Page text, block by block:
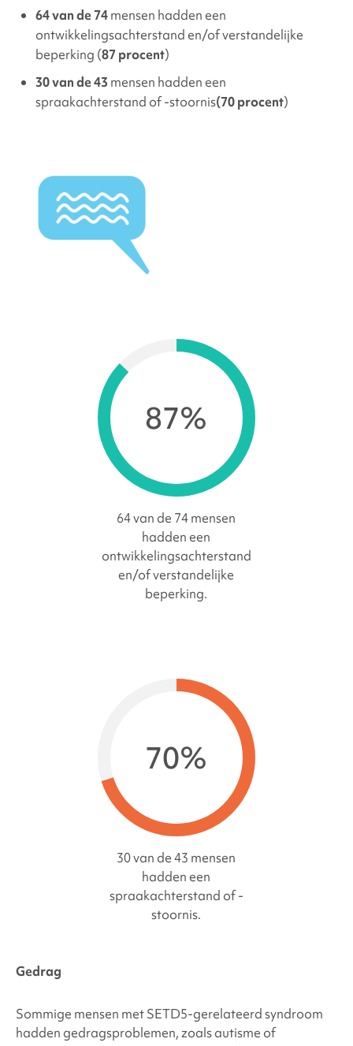
64 van de 74mensen hadden een
ontwikkelingsachterstand en/of verstandelijke
beperking (87 procent)
30 van de 43 mensen hadden een
spraakachterstand of -stoornis(70 procent)
87%
64 van de 74 mensen
hadden een
ontwikkelingsachterstand
en/of verstandelijke
beperking.
70%
30 van de 43 mensen
hadden een
spraakachterstand of -
stoornis.
Gedrag
Sommige mensen metSETD5-gerelateerd syndroom
hadden gedragsproblemen, zoals autisme of